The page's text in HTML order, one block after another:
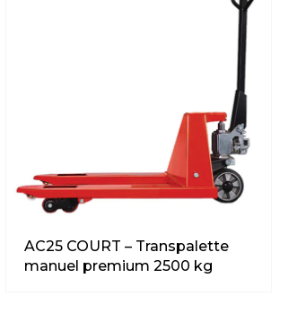
AC25 COURT – Transpalette
manuel premium 2500 kg